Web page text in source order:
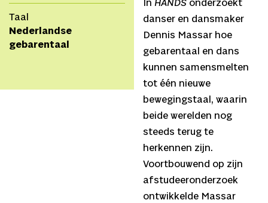
Taal
Nederlandse
gebarentaal
In HANDS onderzoekt
danser en dansmaker
Dennis Massar hoe
gebarentaal en dans
kunnen samensmelten
tot één nieuwe
bewegingstaal, waarin
beide werelden nog
steeds terug te
herkennen zijn.
Voortbouwend op zijn
afstudeeronderzoek
ontwikkelde Massar